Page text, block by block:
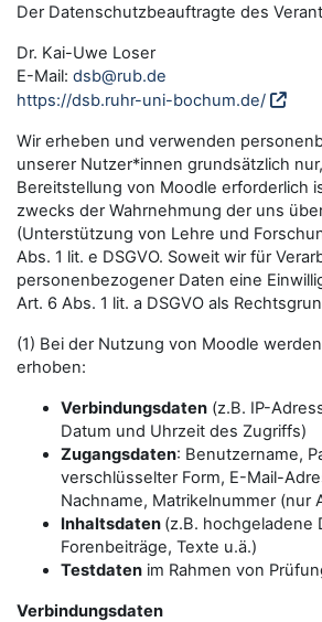
Der Datenschutzbeauftragte des
Dr. Kai-Uwe Loser
E-Mail: dsb@rub.de
https://dsb.ruhr-uni-bochum.de/
Wir erheben und verwenden
unserer Nutzer*innen grundsätzlich
Bereitstellung von Moodle erforderlich
zwecks der Wahrnehmung der uns
(Unterstützung von Lehre und
Abs. 1 lit. e DSGVO. Soweit wir für
personenbezogener Daten eine
Art. 6 Abs. 1 lit. a DSGVO als
(1) Bei der Nutzung von Moodle
erhoben:
Verbindungsdaten (z.B. IP-
Datum und Uhrzeit des Zugriffs)
Zugangsdaten: Benutzername,
verschlüsselter Form, E-Mail-
Nachname, Matrikelnummer (nur
Inhaltsdaten (z.B. hochgeladene
Forenbeiträge, Texte u.ä.)
Testdaten im Rahmen von
Verbindungsdaten